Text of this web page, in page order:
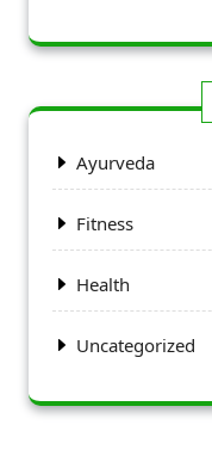
Ayurveda
Fitness
Health
Uncategorized